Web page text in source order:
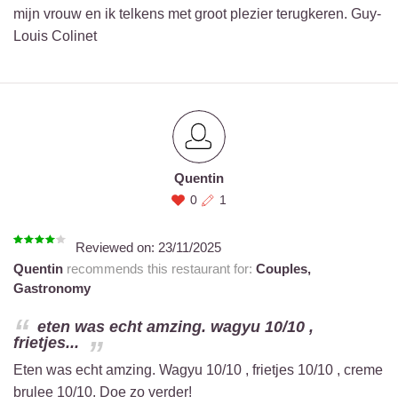
mijn vrouw en ik telkens met groot plezier terugkeren. Guy-
Louis Colinet
Quentin
0 1
Reviewed on: 23/11/2025
Quentin recommends this restaurant for: Couples,
Gastronomy
eten was echt amzing. wagyu 10/10 ,
frietjes...
Eten was echt amzing. Wagyu 10/10 , frietjes 10/10 , creme
brulee 10/10. Doe zo verder!